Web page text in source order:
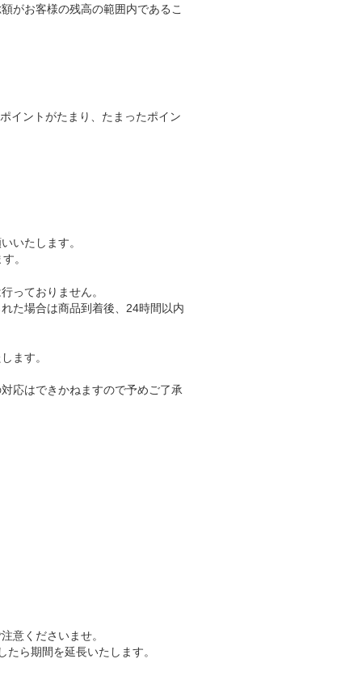
がお客様の残高の範囲内であるこ
イントがたまり、たまったポイン
いたします。
。
っておりません。
た場合は商品到着後、24時間以内
ます。
応はできかねますので予めご了承
意くださいませ。
ら期間を延長いたします。